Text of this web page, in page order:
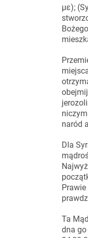
με);
naród
Dla
Ta
dna go